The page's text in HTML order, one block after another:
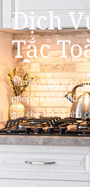
Dịch
Tắc
Từ đánh giá vi
phép và sửa chữa
gói cho tất cả nhu